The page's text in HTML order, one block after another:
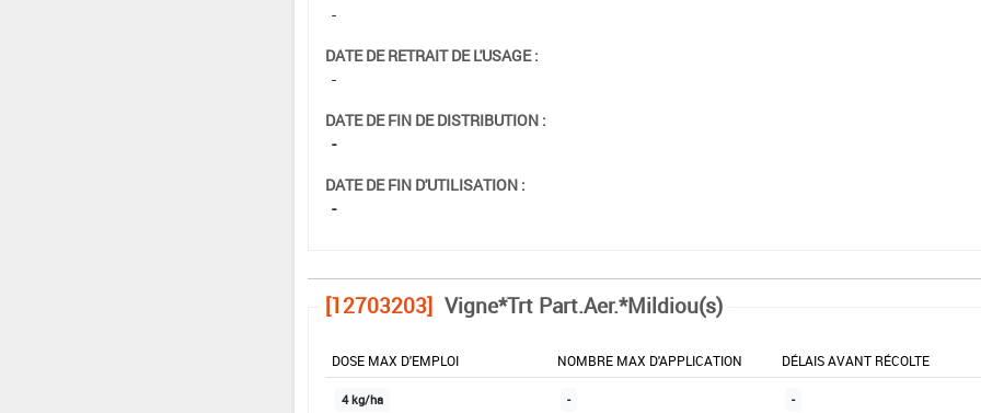
-
DATE DE RETRAIT DE L'USAGE :
-
DATE DE FIN DE DISTRIBUTION :
-
DATE DE FIN D'UTILISATION :
-
[12703203] Vigne*Trt Part.Aer.*Mildiou(s)
DOSE MAX D'EMPLOI NOMBRE MAX D'APPLICATION DÉLAIS AVANT RÉCOLTE
4 kg/ha - -